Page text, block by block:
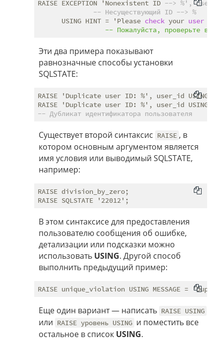
RAISE EXCEPTION 'Nonexistent ID --> %',
-- Несуществующий ID --> %
      USING HINT = 'Please
check your user
Эти два примера показывают
равнозначные способы установки
SQLSTATE:
RAISE 'Duplicate user ID: %', user_id USING
-- Дубликат идентификатора пользователя
Существует второй синтаксис RAISE , в
котором основным аргументом является
имя условия или выводимый SQLSTATE,
например:
RAISE division_by_zero;
В этом синтаксисе для предоставления
пользователю сообщения об ошибке,
детализации или подсказки можно
использовать USING. Другой способ
выполнить предыдущий пример:
Еще один вариант — написать RAISE USING
или RAISE уровень USING и поместить все
остальное в список USING.